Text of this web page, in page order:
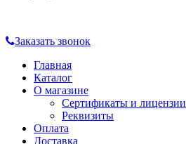
Заказать звонок
Главная
Каталог
О магазине
Сертификаты и лицензии
Реквизиты
Оплата
Доставка